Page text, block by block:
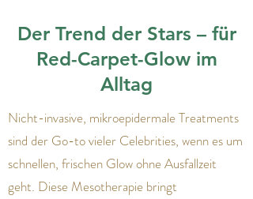
Der Trend der Stars – für
Red-Carpet-Glow im
Alltag
Nicht-invasive, mikroepidermale Treatments
sind der Go-to vieler Celebrities, wenn es um
schnellen, frischen Glow ohne Ausfallzeit
geht. Diese Mesotherapie bringt